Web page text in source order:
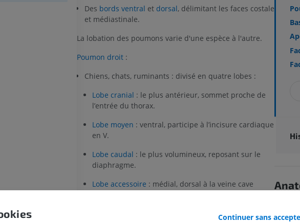
Des bords ventral et dorsal, délimitant les faces costale
et médiastinale.
La lobation des poumons varie d'une espèce à l'autre.
Poumon droit:
Chiens, chats, ruminants : divisé en quatre lobes :
Lobe cranial : le plus antérieur, sommet proche de
l’entrée du thorax.
Lobe moyen : ventral, participe à l’incisure cardiaque
en V.
Lobe caudal : le plus volumineux, reposant sur le
diaphragme.
Lobe accessoire : médial, dorsal à la veine cave
Cheval : seulement trois lobes (cranial, caudal,Continuer sans